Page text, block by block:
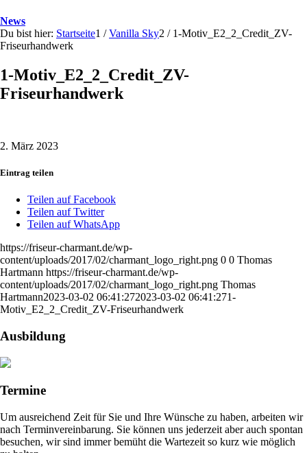
News
Du bist hier: Startseite1 / Vanilla Sky2 / 1-Motiv_E2_2_Credit_ZV-
Friseurhandwerk
1-Motiv_E2_2_Credit_ZV-
Friseurhandwerk
2. März 2023
Eintrag teilen
Teilen auf Facebook
Teilen auf Twitter
Teilen auf WhatsApp
https://friseur-charmant.de/wp-
content/uploads/2017/02/charmant_logo_right.png 0 0 Thomas
Hartmann https://friseur-charmant.de/wp-
content/uploads/2017/02/charmant_logo_right.png Thomas
Hartmann2023-03-02 06:41:272023-03-02 06:41:271-
Motiv_E2_2_Credit_ZV-Friseurhandwerk
Ausbildung
Termine
Um ausreichend Zeit für Sie und Ihre Wünsche zu haben, arbeiten wir
nach Terminvereinbarung. Sie können uns jederzeit aber auch spontan
besuchen, wir sind immer bemüht die Wartezeit so kurz wie möglich